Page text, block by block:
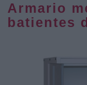
Armario
batientes